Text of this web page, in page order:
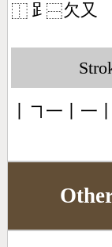
⿰ 𧾷 ⿱欠又
丨㇕一丨一